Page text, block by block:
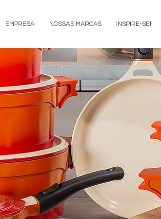
EMPRESA NOSSAS MARCAS INSPIRE-SE!